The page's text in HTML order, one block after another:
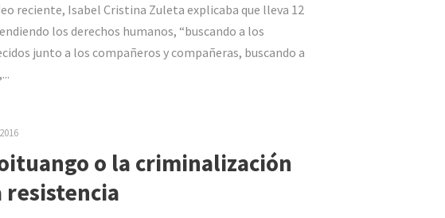
reciente, Isabel Cristina Zuleta explicaba que lleva 12
los derechos humanos, “buscando a los
junto a los compañeros y compañeras, buscando a
o la criminalización
resistencia